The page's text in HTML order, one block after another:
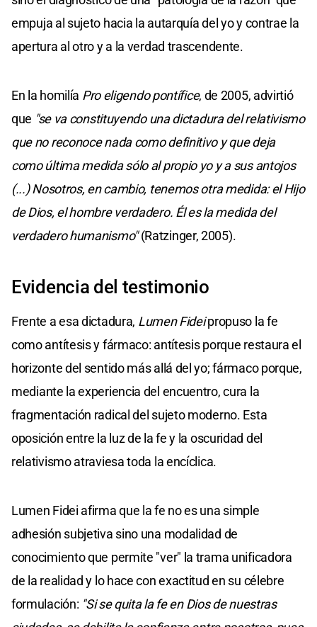
empuja al sujeto hacia la autarquía del yo y contrae la
apertura al otro y a la verdad trascendente.
En la homilía Pro eligendo pontífice, de 2005, advirtió
que "se va constituyendo una dictadura del relativismo
que no reconoce nada como definitivo y que deja
como última medida sólo al propio yo y a sus antojos
(...) Nosotros, en cambio, tenemos otra medida: el Hijo
de Dios, el hombre verdadero. Él es la medida del
verdadero humanismo"(Ratzinger, 2005).
Evidencia del testimonio
Frente a esa dictadura, Lumen Fideipropuso la fe
como antítesis y fármaco: antítesis porque restaura el
horizonte del sentido más allá del yo; fármaco porque,
mediante la experiencia del encuentro, cura la
fragmentación radical del sujeto moderno. Esta
oposición entre la luz de la fe y la oscuridad del
relativismo atraviesa toda la encíclica.
Lumen Fidei afirma que la fe no es una simple
adhesión subjetiva sino una modalidad de
conocimiento que permite "ver" la trama unificadora
de la realidad y lo hace con exactitud en su célebre
formulación: "Si se quita la fe en Dios de nuestras